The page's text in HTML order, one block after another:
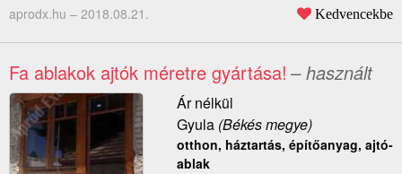
aprodx.hu – 2018.08.21. Kedvencekbe
Fa ablakok ajtók méretre gyártása! – használt
Ár nélkül
Gyula(Békés megye)
otthon, háztartás, építőanyag, ajtó-
ablak